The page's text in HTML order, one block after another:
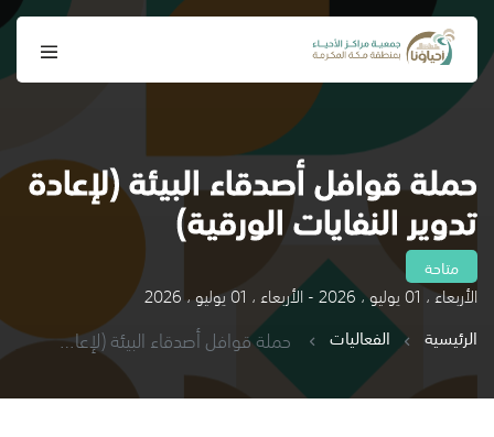
حملة قوافل أصدقاء البيئة (لإعادة
تدوير النفايات الورقية)
متاحة
الأربعاء ، 01 يوليو ، 2026 - الأربعاء ، 01 يوليو ، 2026
الرئيسية
الفعاليات حملة قوافل أصدقاء البيئة (لإعادة تدوير النفايات الورقية)